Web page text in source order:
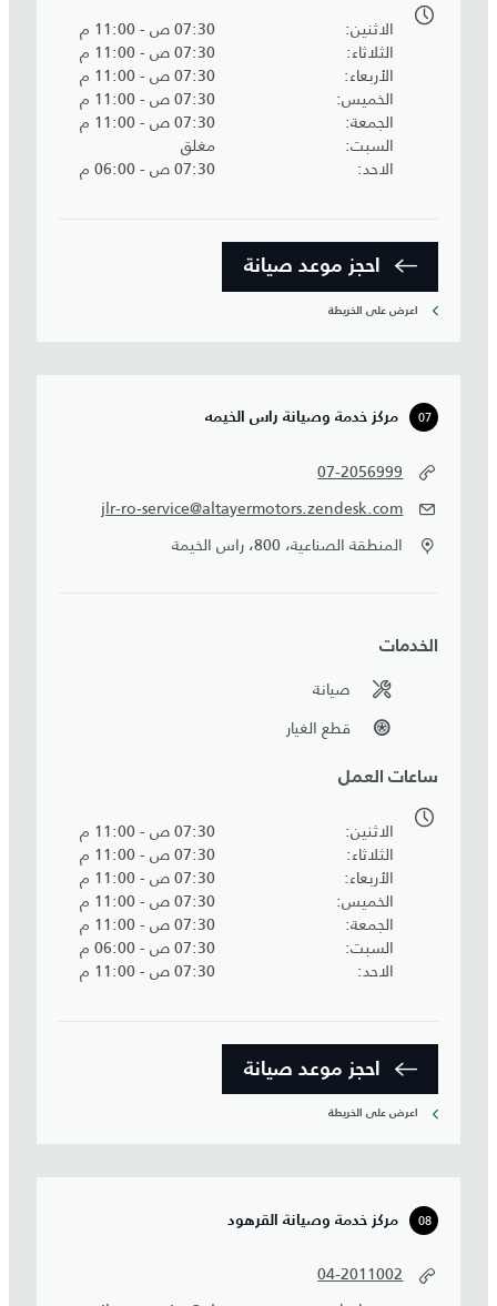
الاثنين
07:30 ص - 11:00 م
الثلاثاء
07:30 ص - 11:00 م
الأربعاء
07:30 ص - 11:00 م
الخميس
07:30 ص - 11:00 م
الجمعة
07:30 ص - 11:00 م
السبت
مغلق
الاحد
07:30 ص - 06:00 م
احجز موعد صيانة‎
اعرض على الخريطة
07 مركز خدمة وصيانة راس الخيمه
07-2056999
jlr-ro-service@altayermotors.zendesk.com
المنطقة الصناعية، 800، راس الخيمة
الخدمات
صيانة
قطع الغيار
ساعات العمل
الاثنين
07:30 ص - 11:00 م
الثلاثاء
07:30 ص - 11:00 م
الأربعاء
07:30 ص - 11:00 م
الخميس
07:30 ص - 11:00 م
الجمعة
07:30 ص - 11:00 م
السبت
07:30 ص - 06:00 م
الاحد
07:30 ص - 11:00 م
احجز موعد صيانة‎
اعرض على الخريطة
08 مركز خدمة وصيانة القرهود
04-2011002